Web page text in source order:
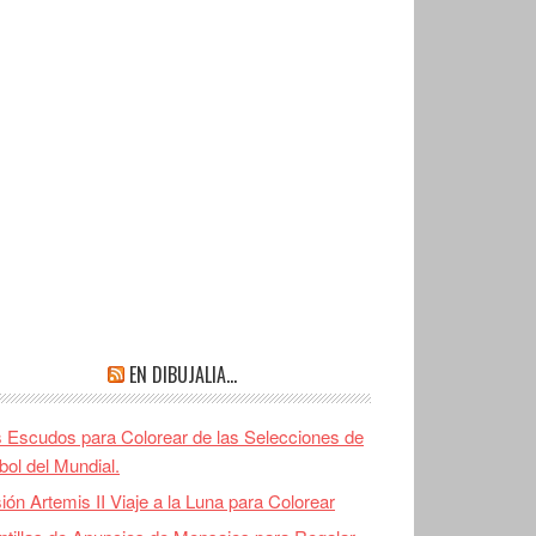
EN DIBUJALIA…
Escudos para Colorear de las Selecciones de
del Mundial.
Artemis II Viaje a la Luna para Colorear